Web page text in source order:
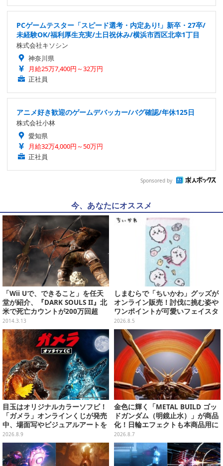
PCゲームテスター「スピード選考・内定あり!」新卒・27卒/
未経験OK/福利厚生充実/土日祝休み/横浜市西区北幸1丁目
株式会社キソシン
神奈川県
月給25万7,400円～32万円
正社員
アニメ好き歓迎のゲームデバッカー/バグ確認/年休125日
株式会社小林
愛知県
月給32万4,000円～50万円
正社員
Sponsored by
今、あなたにオススメ
「Wii Uで、できること」を任天
堂が紹介、『DARK SOULS II』北
米で死亡カウントが200万回超
え、スマホを魔法少女化「まど☆
マギfone」iPhone版リリース決
定、など…昨日のまとめ(3/12)
2014.3.13
しまむらで「ちいかわ」グッズが
オンライン販売！討伐に挑む姿や
ワンポイントが可愛いフェイスタ
オル、バスマットなど全14種
2026.8.5
目玉はオリジナルカラーソフビ！
「ガメラ」オンラインくじが発売
中、場面写やビジュアルアートを
使用した豪華賞品をラインナップ
2026.8.9
金色に輝く「METAL BUILD ゴッ
ドガンダム（明鏡止水）」が商品
化！日輪エフェクトも本商品用に
刷新した豪華仕様
2026.8.7